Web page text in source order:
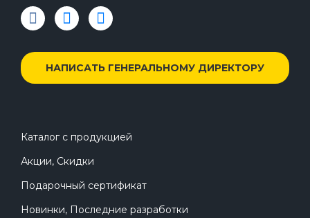
НАПИСАТЬ ГЕНЕРАЛЬНОМУ ДИРЕКТОРУ
Каталог с продукцией
Акции, Скидки
Подарочный сертификат
Новинки, Последние разработки